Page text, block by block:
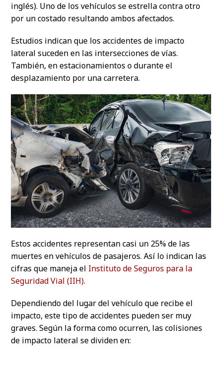
inglés). Uno de los vehículos se estrella contra otro
por un costado resultando ambos afectados.
Estudios indican que los accidentes de impacto
lateral suceden en las intersecciones de vías.
También, en estacionamientos o durante el
desplazamiento por una carretera.
Estos accidentes representan casi un 25% de las
muertes en vehículos de pasajeros. Así lo indican las
cifras que maneja el Instituto de Seguros para la
Seguridad Vial (IIH).
Dependiendo del lugar del vehículo que recibe el
impacto, este tipo de accidentes pueden ser muy
graves. Según la forma como ocurren, las colisiones
de impacto lateral se dividen en: